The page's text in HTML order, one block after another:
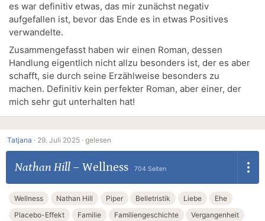
es war definitiv etwas, das mir zunächst negativ
aufgefallen ist, bevor das Ende es in etwas Positives
verwandelte.
Zusammengefasst haben wir einen Roman, dessen
Handlung eigentlich nicht allzu besonders ist, der es aber
schafft, sie durch seine Erzählweise besonders zu
machen. Definitiv kein perfekter Roman, aber einer, der
mich sehr gut unterhalten hat!
Tatjana · 29. Juli 2025 · gelesen
Nathan Hill– Wellness 704 Seiten
Wellness Nathan Hill Piper Belletristik Liebe
Ehe
Placebo-Effekt
Familie Familiengeschichte Vergangenheit